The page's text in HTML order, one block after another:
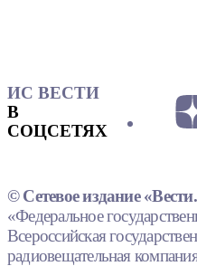
ИС ВЕСТИ
В
СОЦСЕТЯХ
© Сетевое издание
«Федеральное
Всероссийская
радиовещательная